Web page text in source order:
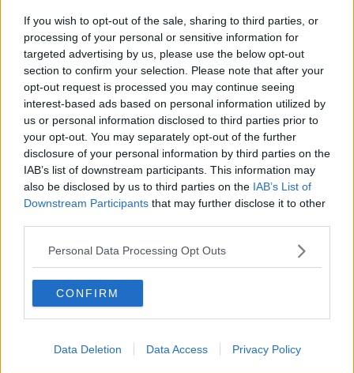
If you wish to opt-out of the sale, sharing to third parties, or
processing of your personal or sensitive information for
targeted advertising by us, please use the below opt-out
section to confirm your selection. Please note that after your
opt-out request is processed you may continue seeing
interest-based ads based on personal information utilized by
us or personal information disclosed to third parties prior to
your opt-out. You may separately opt-out of the further
disclosure of your personal information by third parties on the
IAB’s list of downstream participants. This information may
also be disclosed by us to third parties on the IAB’s List of
Downstream Participants that may further disclose it to other
Personal Data Processing Opt Outs
CONFIRM
Data Deletion Data Access Privacy Policy
​Il lato positivo delle cose
​Storie antiche di tempi moderni
​Quello che alle mamme non dicono
Adultescenza
Homo imbecillis
​4 anni di Blog
Quando il silenzio è aggressivo
​Il passato, questo conosciuto!
​Clima ballerino e sbalzi d’umore
La maternità
​L’uomo o l’orso?
Non hanno un amico a teatro​
​Tutta una questione di rispetto
​Cose che ci esauriscono
​Lasciate ai vostri figli il diritto di piangere
​Parole d’amore regalate al vento
​Essere genitori di un adolescente
​Saper pazientare
​Giornata del Fiocchetto Lilla
Ma ti ascolti?